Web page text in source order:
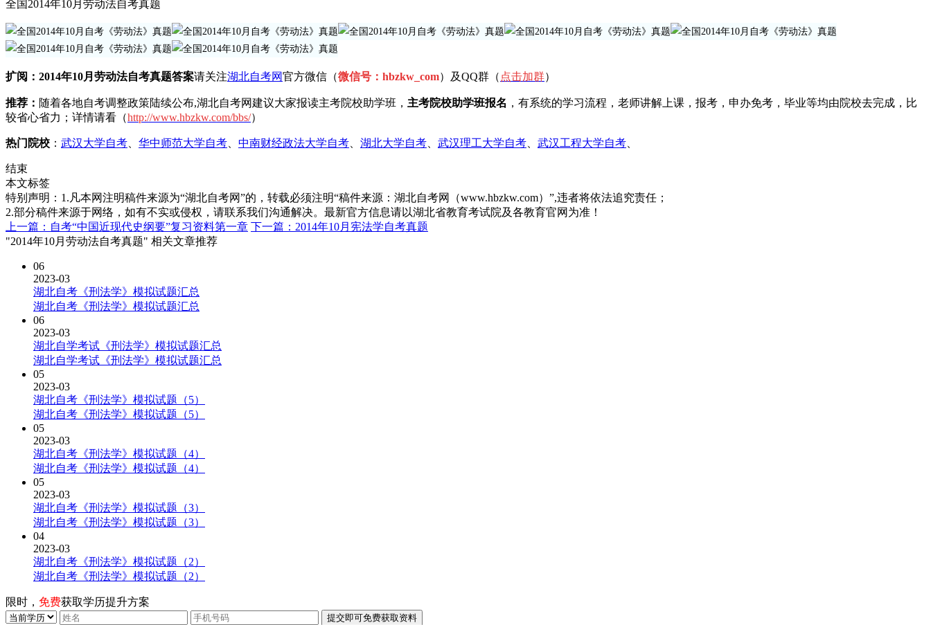
全国2014年10月劳动法自考真题
扩阅：2014年10月劳动法自考真题答案请关注湖北自考网官方微信（微信号：hbzkw_com）及QQ群（ 点击加群）
推荐： 随着各地自考调整政策陆续公布,湖北自考网建议大家报读主考院校助学班， 主考院校助学班报名 ，有系统的学习流程，老师讲解上课，报考，申办免考，毕业等均由院校去完成，比
较省心省力；详情请看（http://www.hbzkw.com/bbs/）
热门院校 ： 武汉大学自考 华中师范大学自考 中南财经政法大学自考 湖北大学自考 武汉理工大学自考 武汉工程大学自考
结束
本文标签
特别声明：1.凡本网注明稿件来源为“湖北自考网”的，转载必须注明“稿件来源：湖北自考网（www.hbzkw.com）”,违者将依法追究责任；
2.部分稿件来源于网络，如有不实或侵权，请联系我们沟通解决。最新官方信息请以湖北省教育考试院及各教育官网为准！
上一篇：自考“中国近现代史纲要”复习资料第一章 下一篇：2014年10月宪法学自考真题
"2014年10月劳动法自考真题" 相关文章推荐
06
2023-03
湖北自考《刑法学》模拟试题汇总
湖北自考《刑法学》模拟试题汇总
06
2023-03
湖北自学考试《刑法学》模拟试题汇总
湖北自学考试《刑法学》模拟试题汇总
05
2023-03
湖北自考《刑法学》模拟试题（5）
湖北自考《刑法学》模拟试题（5）
05
2023-03
湖北自考《刑法学》模拟试题（4）
湖北自考《刑法学》模拟试题（4）
05
2023-03
湖北自考《刑法学》模拟试题（3）
湖北自考《刑法学》模拟试题（3）
04
2023-03
湖北自考《刑法学》模拟试题（2）
湖北自考《刑法学》模拟试题（2）
限时， 免费获取学历提升方案